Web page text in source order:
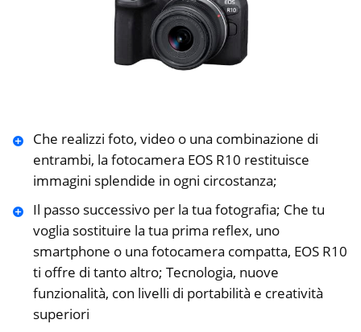
Che realizzi foto, video o una combinazione di
entrambi, la fotocamera EOS R10 restituisce
immagini splendide in ogni circostanza;
Il passo successivo per la tua fotografia; Che tu
voglia sostituire la tua prima reflex, uno
smartphone o una fotocamera compatta, EOS R10
ti offre di tanto altro; Tecnologia, nuove
funzionalità, con livelli di portabilità e creatività
superiori